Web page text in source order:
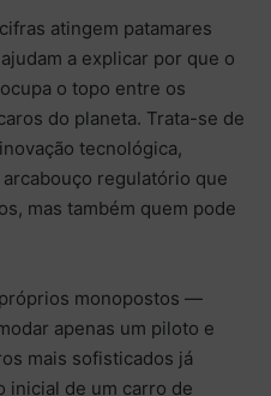
atingem patamares
a explicar por que o
o topo entre os
do planeta. Trata-se de
tecnológica,
regulatório que
mas também quem pode
monopostos —
apenas um piloto e
mais sofisticados já
inicial de um carro de